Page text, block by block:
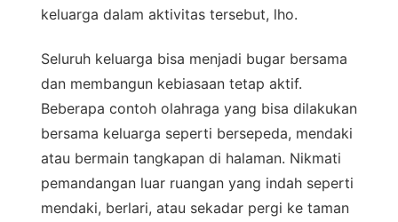
keluarga dalam aktivitas tersebut, lho.
Seluruh keluarga bisa menjadi bugar bersama
dan membangun kebiasaan tetap aktif.
Beberapa contoh olahraga yang bisa dilakukan
bersama keluarga seperti bersepeda, mendaki
atau bermain tangkapan di halaman. Nikmati
pemandangan luar ruangan yang indah seperti
mendaki, berlari, atau sekadar pergi ke taman